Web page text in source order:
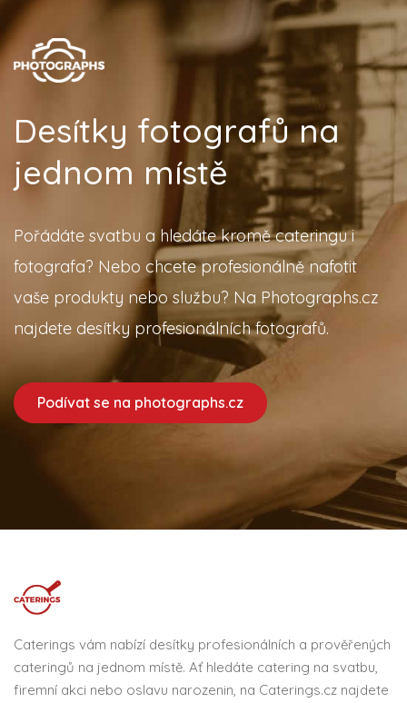
Desítky fotografů na
jednom místě
Pořádáte svatbu a hledáte kromě cateringu i
fotografa? Nebo chcete profesionálně nafotit
vaše produkty nebo službu? Na Photographs.cz
najdete desítky profesionálních fotografů.
Podívat se na photographs.cz
Caterings vám nabízí desítky profesionálních a prověřených
cateringů na jednom místě. Ať hledáte catering na svatbu,
firemní akci nebo oslavu narozenin, na Caterings.cz najdete